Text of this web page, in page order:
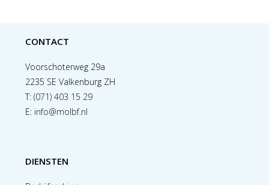
CONTACT
Voorschoterweg 29a
2235 SE Valkenburg ZH
T:(071) 403 15 29
E: info@molbf.nl
DIENSTEN